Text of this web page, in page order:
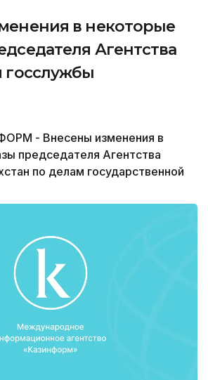
в некоторые
Агентства
госслужбы
- Внесены изменения в
председателя Агентства
по делам государственной